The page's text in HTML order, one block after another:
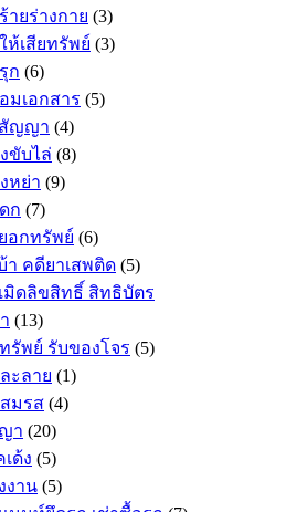
ยร่างกาย (3)
เสียทรัพย์ (3)
ก (6)
มเอกสาร (5)
ญญา (4)
ขับไล่ (8)
หย่า (9)
ก (7)
อกทรัพย์ (6)
คดียาเสพติด (5)
มิดลิขสิทธิ์ สิทธิบัตร
(13)
พย์ รับของโจร (5)
ะลาย (1)
มรส (4)
า (20)
ด้ง (5)
งาน (5)